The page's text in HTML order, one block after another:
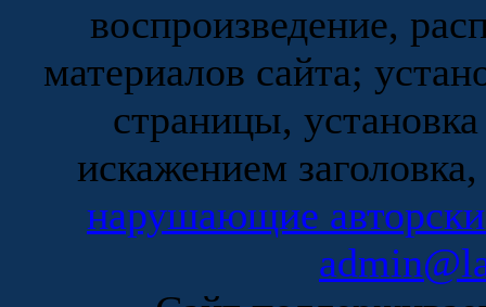
воспроизведение,
материалов сайта;
страницы,
искажением
нарушающие